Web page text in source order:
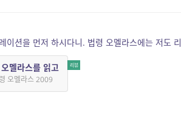
이션을 먼저 하시다니. 법령 오멜라스에는 저도
멜라스를 읽고
오멜라스 2009